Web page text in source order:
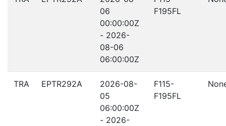
06
00:00:00Z
- 2026-
08-06
06:00:00Z
F195FL
TRA EPTR292A
2026-08-
05
06:00:00Z
- 2026-
F115-
F195FL